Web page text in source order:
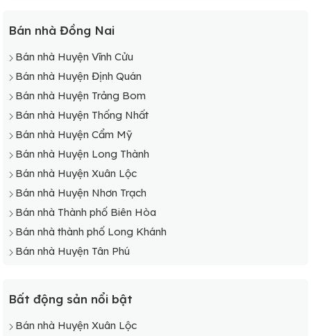
Bán nhà Phường Bình Đa
Bán nhà Phường Bửu Hòa
Bán nhà Phường Long Bình Tân
Bán nhà Phường Tân Vạn
Bán nhà Phường Tân Hạnh
Bán nhà Phường Hiệp Hòa
Bán nhà Phường Hóa An
Bán nhà Phường An Hòa
Bán nhà Phường Tam Phước
Bán nhà Xã Long Hưng
Bán nhà Phường Phước Tân
Bán nhà Đồng Nai
Bán nhà Huyện Vĩnh Cửu
Bán nhà Huyện Định Quán
Bán nhà Huyện Trảng Bom
Bán nhà Huyện Thống Nhất
Bán nhà Huyện Cẩm Mỹ
Bán nhà Huyện Long Thành
Bán nhà Huyện Xuân Lộc
Bán nhà Huyện Nhơn Trạch
Bán nhà Thành phố Biên Hòa
Bán nhà thành phố Long Khánh
Bán nhà Huyện Tân Phú
Bất động sản nổi bật
Bán nhà Huyện Xuân Lộc